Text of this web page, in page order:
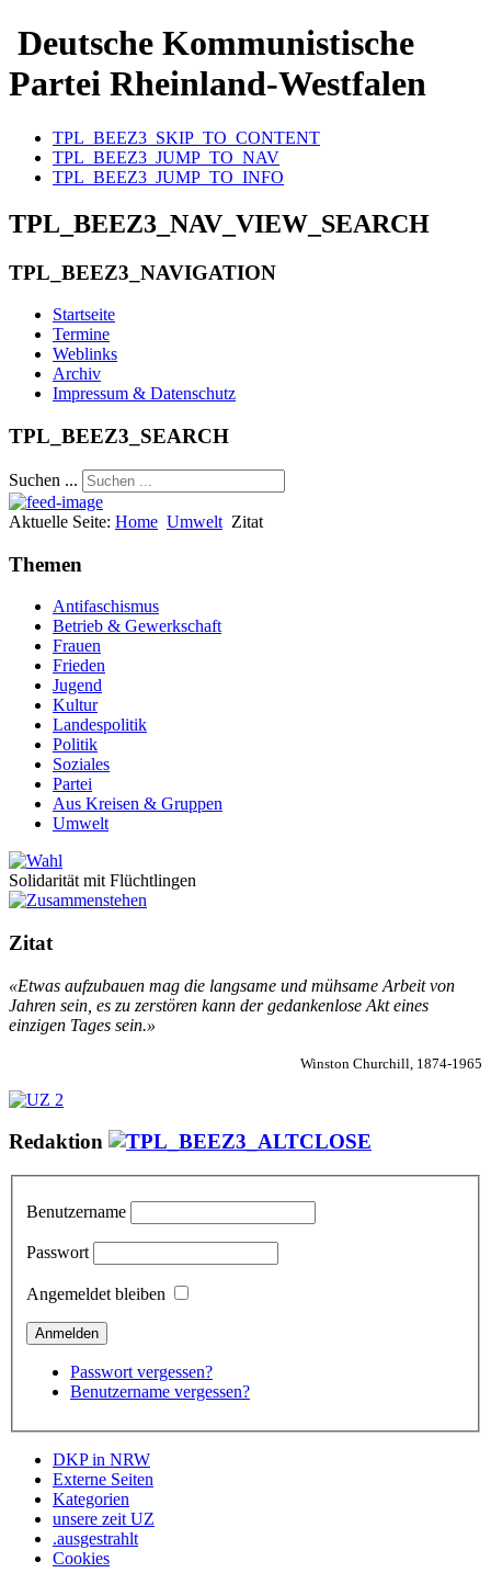
Deutsche Kommunistische
Partei Rheinland-Westfalen
TPL_BEEZ3_SKIP_TO_CONTENT
TPL_BEEZ3_JUMP_TO_NAV
TPL_BEEZ3_JUMP_TO_INFO
TPL_BEEZ3_NAV_VIEW_SEARCH
TPL_BEEZ3_NAVIGATION
Startseite
Termine
Weblinks
Archiv
Impressum & Datenschutz
TPL_BEEZ3_SEARCH
Suchen ...
Aktuelle Seite: Home Umwelt Zitat
Themen
Antifaschismus
Betrieb & Gewerkschaft
Frauen
Frieden
Jugend
Kultur
Landespolitik
Politik
Soziales
Partei
Aus Kreisen & Gruppen
Umwelt
Solidarität mit Flüchtlingen
Zitat
«Etwas aufzubauen mag die langsame und mühsame Arbeit von
Jahren sein, es zu zerstören kann der gedankenlose Akt eines
einzigen Tages sein.»
Winston Churchill, 1874-1965
Redaktion
Benutzername
Passwort
Angemeldet bleiben
Passwort vergessen?
Benutzername vergessen?
DKP in NRW
Externe Seiten
Kategorien
unsere zeit UZ
.ausgestrahlt
Cookies